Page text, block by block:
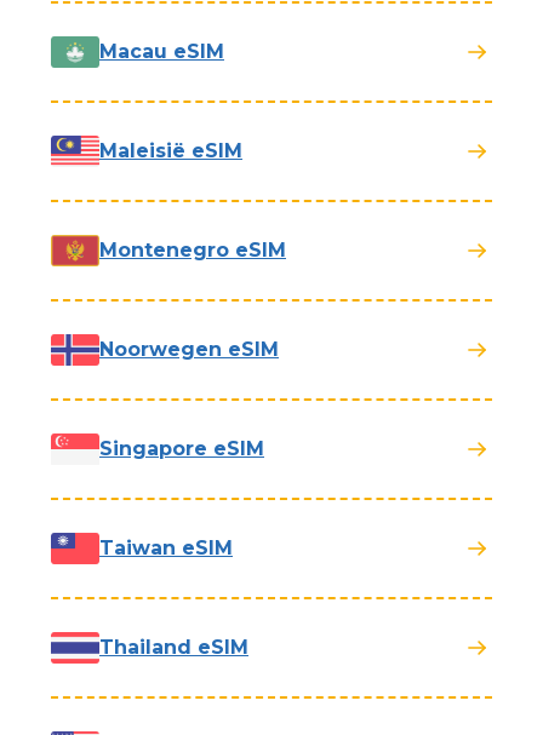
Macau eSIM
Maleisië eSIM
Montenegro eSIM
Noorwegen eSIM
Singapore eSIM
Taiwan eSIM
Thailand eSIM